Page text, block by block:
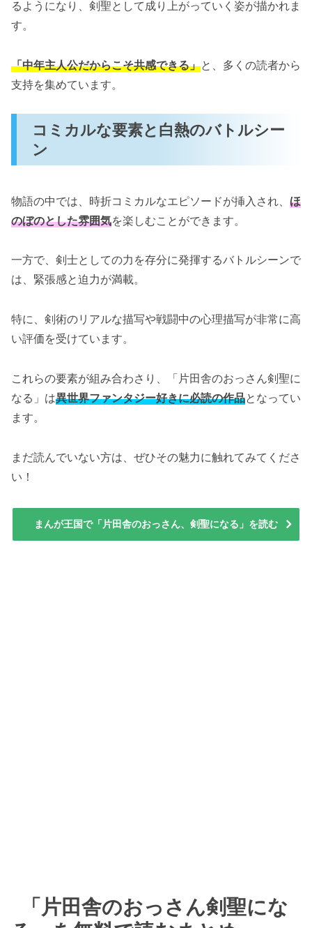
るようになり、剣聖として成り上がっていく姿が描かれま
す。
「中年主人公だからこそ共感できる」と、多くの読者から
支持を集めています。
コミカルな要素と白熱のバトルシー
ン
物語の中では、時折コミカルなエピソードが挿入され、 ほ
のぼのとした雰囲気を楽しむことができます。
一方で、剣士としての力を存分に発揮するバトルシーンで
は、緊張感と迫力が満載。
特に、剣術のリアルな描写や戦闘中の心理描写が非常に高
い評価を受けています。
これらの要素が組み合わさり、「片田舎のおっさん剣聖に
なる」は異世界ファンタジー好きに必読の作品となってい
ます。
まだ読んでいない方は、ぜひその魅力に触れてみてくださ
い！
まんが王国で「片田舎のおっさん、剣聖になる」を読む
「片田舎のおっさん剣聖にな